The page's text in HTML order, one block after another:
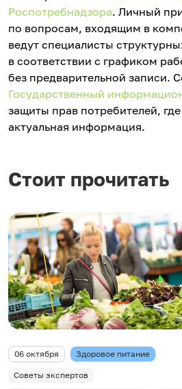
Роспотребнадзора. Личный
по вопросам, входящим в
ведут специалисты
в соответствии с графиком
без предварительной записи.
Государственный
защиты прав потребителей,
актуальная информация.
Стоит прочитать
06 октября Здоровое питание
Советы экспертов